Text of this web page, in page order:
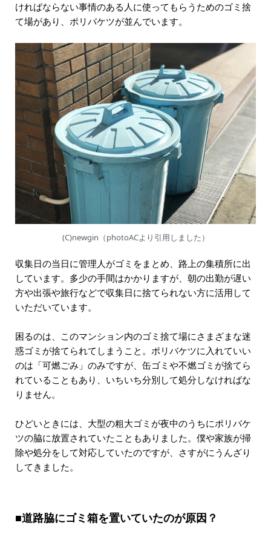
ければならない事情のある人に使ってもらうためのゴミ捨
て場があり、ポリバケツが並んでいます。
(C)newgin（photoACより引用しました）
収集日の当日に管理人がゴミをまとめ、路上の集積所に出
しています。多少の手間はかかりますが、朝の出勤が遅い
方や出張や旅行などで収集日に捨てられない方に活用して
いただいています。
困るのは、このマンション内のゴミ捨て場にさまざまな迷
惑ゴミが捨てられてしまうこと。ポリバケツに入れていい
のは「可燃ごみ」のみですが、缶ゴミや不燃ゴミが捨てら
れていることもあり、いちいち分別して処分しなければな
りません。
ひどいときには、大型の粗大ゴミが夜中のうちにポリバケ
ツの脇に放置されていたこともありました。僕や家族が掃
除や処分をして対応していたのですが、さすがにうんざり
してきました。
■道路脇にゴミ箱を置いていたのが原因？